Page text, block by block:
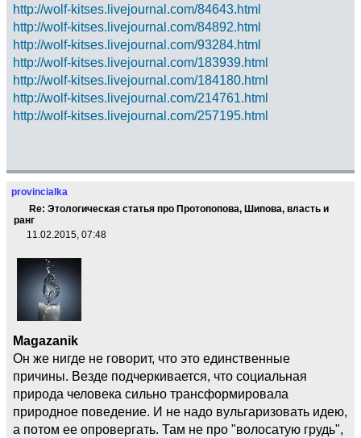
http://wolf-kitses.livejournal.com/84643.html
http://wolf-kitses.livejournal.com/84892.html
http://wolf-kitses.livejournal.com/93284.html
http://wolf-kitses.livejournal.com/183939.html
http://wolf-kitses.livejournal.com/184180.html
http://wolf-kitses.livejournal.com/214761.html
http://wolf-kitses.livejournal.com/257195.html
provincialka
Re: Этологическая статья про Протопопова, Шипова, власть и
ранг
11.02.2015, 07:48
Magazanik
Он же нигде не говорит, что это единственные
причины. Везде подчеркивается, что социальная
природа человека сильно трансформировала
природное поведение. И не надо вульгаризовать идею,
а потом ее опровергать. Там не про "волосатую грудь",